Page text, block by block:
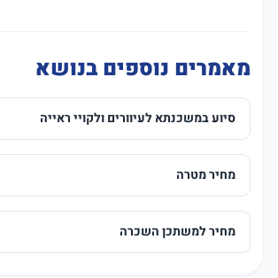
מאמרים נוספים בנושא
סיוע במשכנתא לעיוורים ולקויי ראייה
מחיר מטרה
מחיר למשתכן השכרה